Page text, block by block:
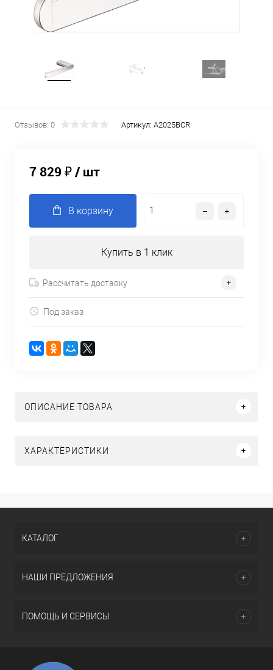
Отзывов: 0 Артикул: A2025BCR
7 829 ₽/ шт
В корзину
Купить в 1 клик
Рассчитать доставку
Под заказ
ОПИСАНИЕ ТОВАРА
ХАРАКТЕРИСТИКИ
КАТАЛОГ
НАШИ ПРЕДЛОЖЕНИЯ
ПОМОЩЬ И СЕРВИСЫ